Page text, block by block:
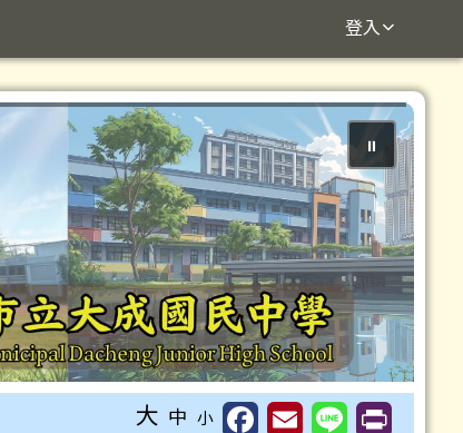
登入
⏸
大 中 小